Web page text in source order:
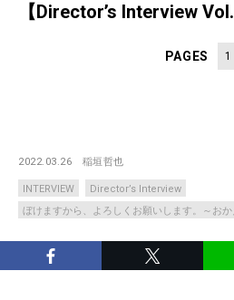
【Director’s Interview
PAGES 1
2022.03.26 稲垣哲也
INTERVIEW
Director’s Interview
ぼけますから、よろしくお願いします。～お